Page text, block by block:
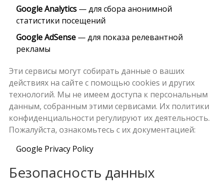
Google Analytics— для сбора анонимной
статистики посещений
Google AdSense— для показа релевантной
рекламы
Эти сервисы могут собирать данные о ваших
действиях на сайте с помощью cookies и других
технологий. Мы не имеем доступа к персональным
данным, собранным этими сервисами. Их политики
конфиденциальности регулируют их деятельность.
Пожалуйста, ознакомьтесь с их документацией:
Google Privacy Policy
Безопасность данных